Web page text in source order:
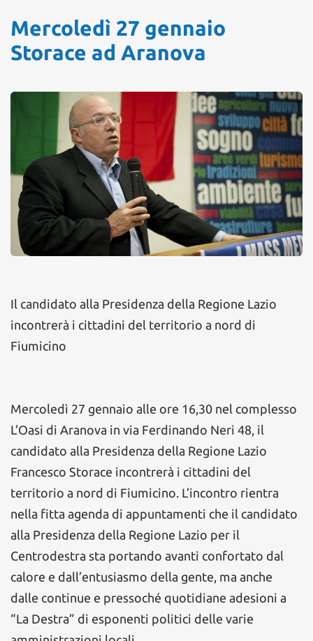
Mercoledì 27 gennaio
Storace ad Aranova
Il candidato alla Presidenza della Regione Lazio
incontrerà i cittadini del territorio a nord di
Fiumicino
Mercoledì 27 gennaio alle ore 16,30 nel complesso
L’Oasi di Aranova in via Ferdinando Neri 48, il
candidato alla Presidenza della Regione Lazio
Francesco Storace incontrerà i cittadini del
territorio a nord di Fiumicino. L’incontro rientra
nella fitta agenda di appuntamenti che il candidato
alla Presidenza della Regione Lazio per il
Centrodestra sta portando avanti confortato dal
calore e dall’entusiasmo della gente, ma anche
dalle continue e pressoché quotidiane adesioni a
“La Destra” di esponenti politici delle varie